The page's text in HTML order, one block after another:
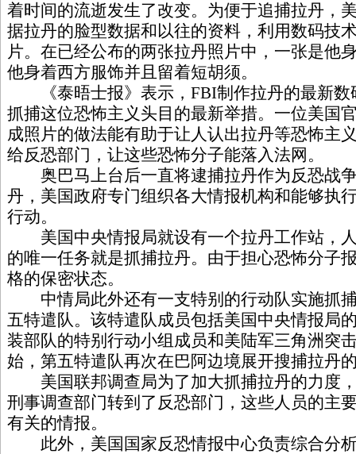
着时间的流逝发生了改变。为便于追捕拉丹，
据拉丹的脸型数据和以往的资料，利用数码技
片。在已经公布的两张拉丹照片中，一张是他
他身着西方服饰并且留着短胡须。
《泰晤士报》表示，FBI制作拉丹的最新数
抓捕这位恐怖主义头目的最新举措。一位美国
成照片的做法能有助于让人认出拉丹等恐怖主
给反恐部门，让这些恐怖分子能落入法网。
奥巴马上台后一直将逮捕拉丹作为反恐战
丹，美国政府专门组织各大情报机构和能够执
行动。
美国中央情报局就设有一个拉丹工作站，人
的唯一任务就是抓捕拉丹。由于担心恐怖分子
格的保密状态。
中情局此外还有一支特别的行动队实施抓
五特遣队。该特遣队成员包括美国中央情报局
装部队的特别行动小组成员和美陆军三角洲突
始，第五特遣队再次在巴阿边境展开搜捕拉丹
美国联邦调查局为了加大抓捕拉丹的力度，
刑事调查部门转到了反恐部门，这些人员的主
有关的情报。
此外，美国国家反恐情报中心负责综合分